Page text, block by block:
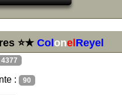
⭐★ColonelReyel
4377
: 90